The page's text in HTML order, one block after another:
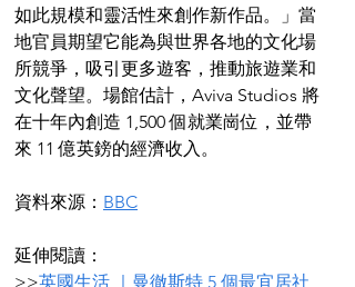
如此規模和靈活性來創作新作品。」當
地官員期望它能為與世界各地的文化場
所競爭，吸引更多遊客，推動旅遊業和
文化聲望。場館估計，Aviva Studios 將
在十年內創造 1,500 個就業崗位，並帶
來 11 億英鎊的經濟收入。
資料來源： BBC
延伸閱讀：
>>英國生活 ｜曼徹斯特 5 個最宜居社